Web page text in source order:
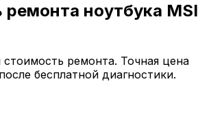
ноутбука MSI
стоимость ремонта. Точная цена
бесплатной диагностики.